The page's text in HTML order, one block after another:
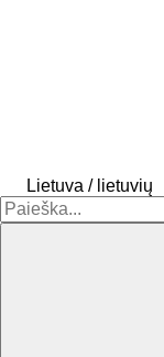
Lietuva / lietuvių